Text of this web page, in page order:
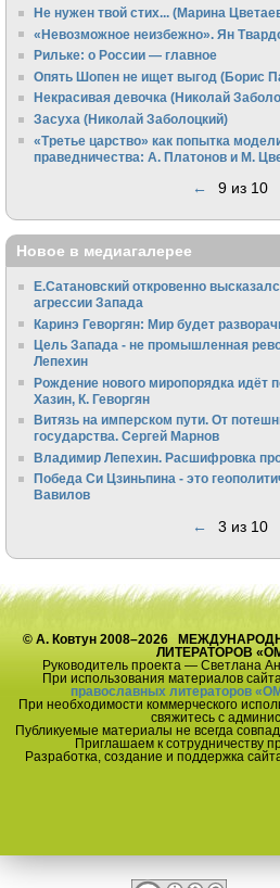
Не нужен твой стих... (Марина
«Невозможное неизбежно». Ян
Рильке: о России — главное
Опять Шопен не ищет выгод (Борис
Некрасивая девочка (Николай
Засуха (Николай Заболоцкий)
«Третье царство» как попытка
праведничества: А. Платонов и М.
← 9 из 10
Новое в медиагалерее
Е.Сатановский откровенно
агрессии Запада
Каринэ Геворгян: Мир будет
Цель Запада - не промышленная
Лепехин
Рождение нового миропорядка идёт
Хазин, К. Геворгян
Витязь на имперском пути. От
государства. Сергей Марнов
Владимир Лепехин. Расшифровка
Победа Си Цзиньпина - это
Вавилов
← 3 из 10
© А. Ковтун 2008–2026
ЛИТЕРАТОРОВ
Руководитель проекта — Светлана
При использования материалов
православных литераторов
При необходимости коммерческого
свяжитесь с
Публикуемые материалы не всегда
Приглашаем к сотрудничеству
Разработка, создание и поддержка